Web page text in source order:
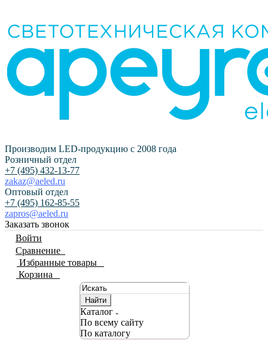
Производим LED-продукцию с 2008 года
Розничный отдел
+7 (495) 432-13-77
zakaz@aeled.ru
Оптовый отдел
+7 (495) 162-85-55
zapros@aeled.ru
Заказать звонок
Войти
Сравнение
Избранные товары
Корзина
Найти
Каталог
По всему сайту
По каталогу